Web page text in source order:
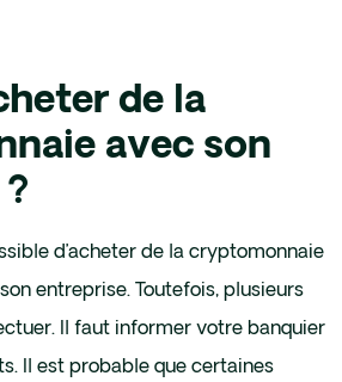
de la
avec son
d’acheter de la cryptomonnaie
entreprise. Toutefois, plusieurs
Il faut informer votre banquier
Il est probable que certaines